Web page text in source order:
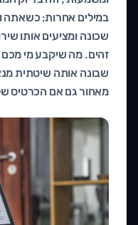
במילים אחרות:
שכונה ומציעים אותו
זהים. מה שיקבע מי מכם
שבונה אותה שיטתית
מאחור גם אם הכרטיס